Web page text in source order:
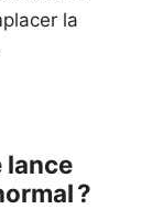
la
lance
?